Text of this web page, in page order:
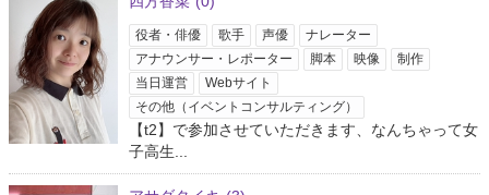
役者・俳優 歌手 声優
ナレーター
アナウンサー・レポーター
脚本 映像
制作
当日運営
Webサイト
その他（イベントコンサルティング）
【t2】で参加させていただきます、なんちゃって女
子高生...